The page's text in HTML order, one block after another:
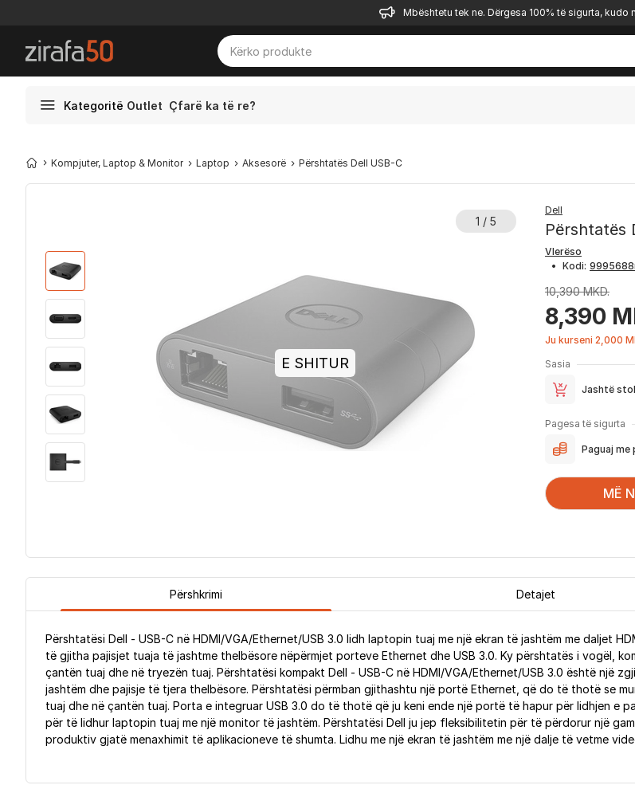
Mbështetu tek ne. Dërgesa 100% të sigurta, kudo
Kategoritë Outlet Çfarë ka të re?
Kompjuter, Laptop & Monitor Laptop Aksesorë Përshtatës Dell USB-C
1 / 5
E SHITUR
Dell
Përshtatës
Vlerëso
• Kodi:
10,390 MKD.
8,390
Ju kurseni 2,000
Sasia
Jashtë
Pagesa të sigurta
Paguaj me
MË
Përshkrimi Detajet
Përshtatësi Dell - USB-C në HDMI/VGA/Ethernet/USB 3.0 lidh laptopin tuaj me një ekran të jashtëm me daljet
të gjitha pajisjet tuaja të jashtme thelbësore nëpërmjet porteve Ethernet dhe USB 3.0. Ky përshtatës i vogël,
çantën tuaj dhe në tryezën tuaj. Përshtatësi kompakt Dell - USB-C në HDMI/VGA/Ethernet/USB 3.0 është një
jashtëm dhe pajisje të tjera thelbësore. Përshtatësi përmban gjithashtu një portë Ethernet, që do të thotë se
tuaj dhe në çantën tuaj. Porta e integruar USB 3.0 do të thotë që ju keni ende një portë të hapur për lidhjen e
për të lidhur laptopin tuaj me një monitor të jashtëm. Përshtatësi Dell ju jep fleksibilitetin për të përdorur një
produktiv gjatë menaxhimit të aplikacioneve të shumta. Lidhu me një ekran të jashtëm me një dalje të vetme